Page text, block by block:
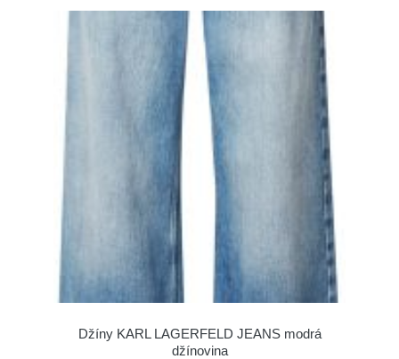
Džíny KARL LAGERFELD JEANS modrá
džínovina